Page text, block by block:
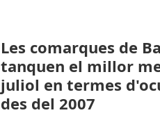
Les comarques de
tanquen el millor
juliol en termes
des del 2007